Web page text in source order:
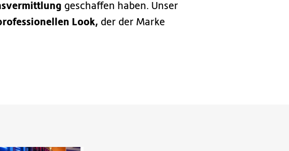
geschaffen haben. Unser
Look, der der Marke